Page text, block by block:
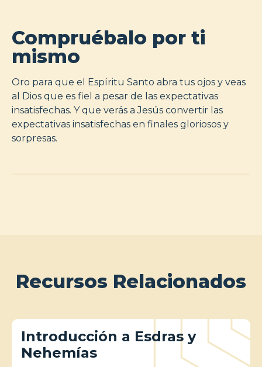
Compruébalo por ti
mismo
Oro para que el Espíritu Santo abra tus ojos y veas
al Dios que es fiel a pesar de las expectativas
insatisfechas. Y que verás a Jesús convertir las
expectativas insatisfechas en finales gloriosos y
sorpresas.
Recursos Relacionados
Introducción a Esdras y
Nehemías